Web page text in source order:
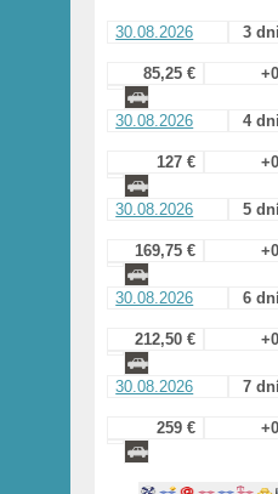
30.08.2026 3 dni
85,25 €
30.08.2026 4 dni
127 €
30.08.2026 5 dní
169,75 €
30.08.2026 6 dní
212,50 €
30.08.2026 7 dní
259 €